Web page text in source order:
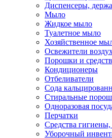
Диспенсеры,
Мыло
Жидкое мыло
Туалетное мыло
Хозяйственное
Освежители
Порошки и
Кондиционеры
Отбеливатели
Сода
Стиральные
Одноразовая
Перчатки
Средства гигиены,
Уборочный